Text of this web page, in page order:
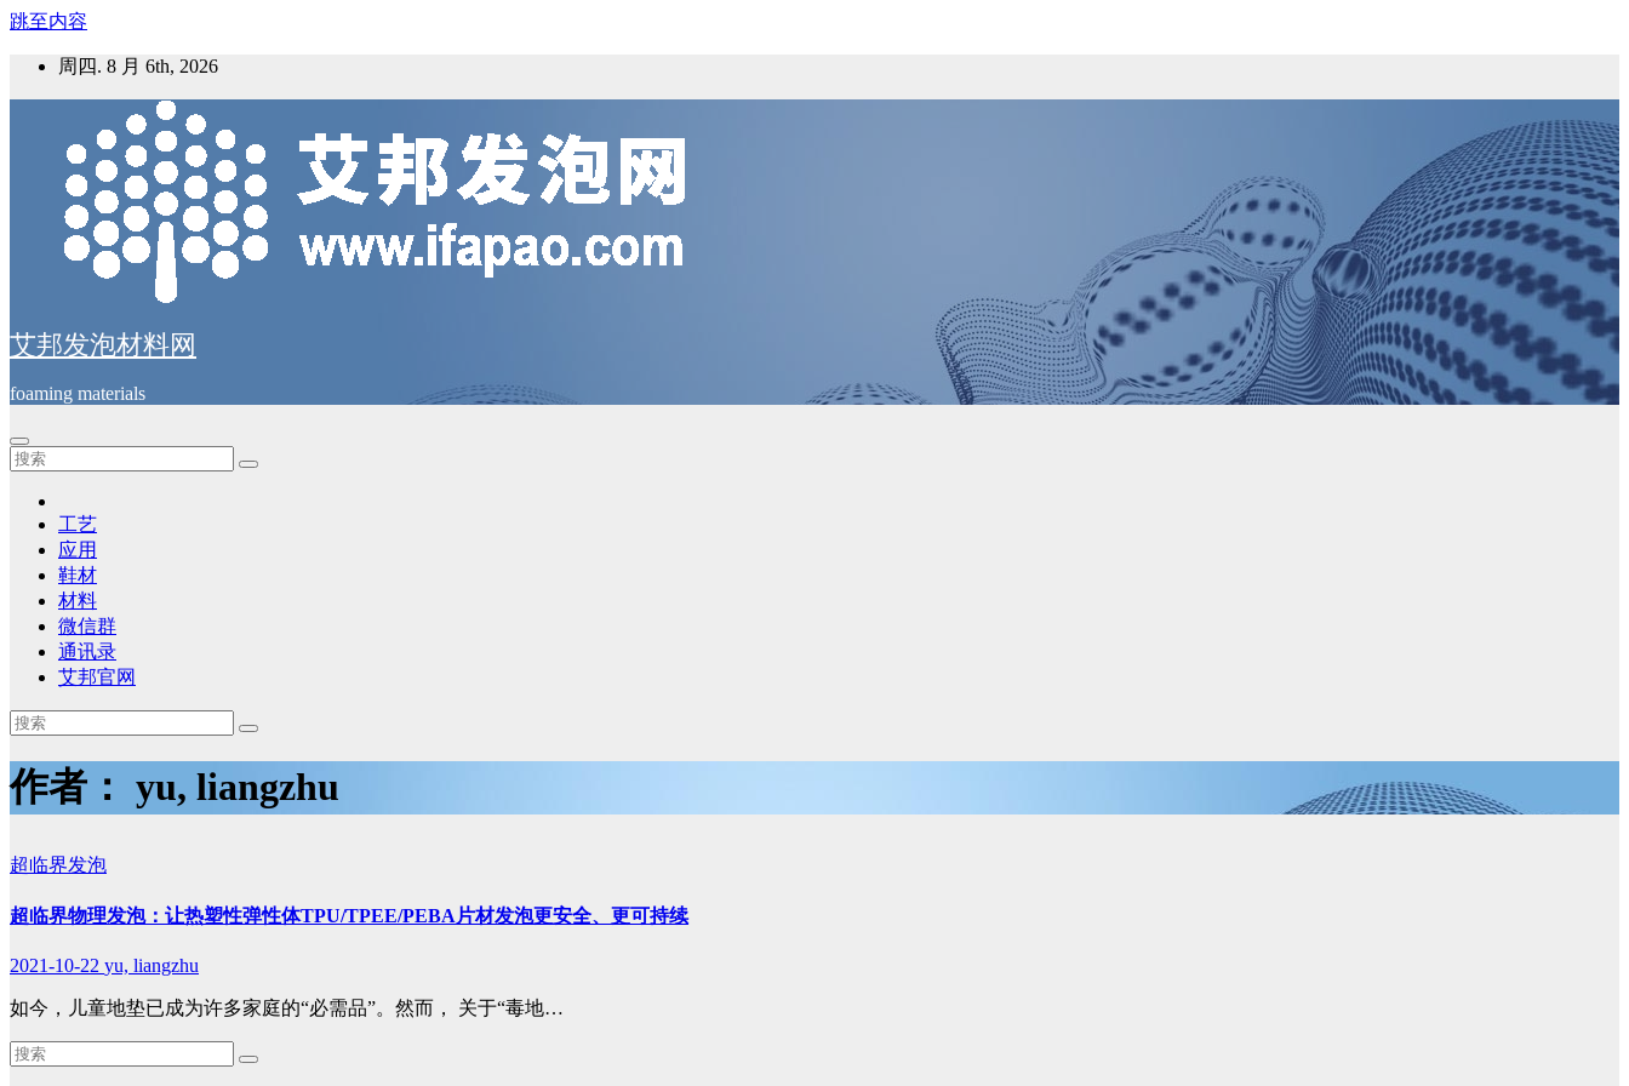
跳至内容
周四. 8 月 6th, 2026
艾邦发泡材料网
foaming materials
工艺
应用
鞋材
材料
微信群
通讯录
艾邦官网
作者： yu, liangzhu
超临界发泡
超临界物理发泡：让热塑性弹性体TPU/TPEE/PEBA片材发泡更安全、更可持续
2021-10-22 yu, liangzhu
如今，儿童地垫已成为许多家庭的“必需品”。然而， 关于“毒地…